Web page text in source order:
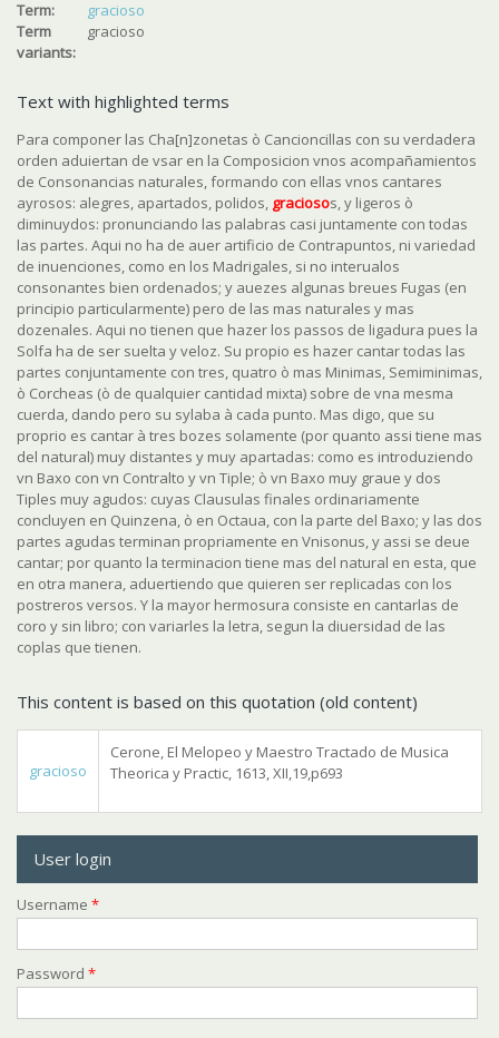
Term:
gracioso
Term
variants:
gracioso
Text with highlighted terms
Para componer las Cha[n]zonetas ò Cancioncillas con su verdadera
orden aduiertan de vsar en la Composicion vnos acompañamientos
de Consonancias naturales, formando con ellas vnos cantares
ayrosos: alegres, apartados, polidos, graciosos, y ligeros ò
diminuydos: pronunciando las palabras casi juntamente con todas
las partes. Aqui no ha de auer artificio de Contrapuntos, ni variedad
de inuenciones, como en los Madrigales, si no interualos
consonantes bien ordenados; y auezes algunas breues Fugas (en
principio particularmente) pero de las mas naturales y mas
dozenales. Aqui no tienen que hazer los passos de ligadura pues la
Solfa ha de ser suelta y veloz. Su propio es hazer cantar todas las
partes conjuntamente con tres, quatro ò mas Minimas, Semiminimas,
ò Corcheas (ò de qualquier cantidad mixta) sobre de vna mesma
cuerda, dando pero su sylaba à cada punto. Mas digo, que su
proprio es cantar à tres bozes solamente (por quanto assi tiene mas
del natural) muy distantes y muy apartadas: como es introduziendo
vn Baxo con vn Contralto y vn Tiple; ò vn Baxo muy graue y dos
Tiples muy agudos: cuyas Clausulas finales ordinariamente
concluyen en Quinzena, ò en Octaua, con la parte del Baxo; y las dos
partes agudas terminan propriamente en Vnisonus, y assi se deue
cantar; por quanto la terminacion tiene mas del natural en esta, que
en otra manera, aduertiendo que quieren ser replicadas con los
postreros versos. Y la mayor hermosura consiste en cantarlas de
coro y sin libro; con variarles la letra, segun la diuersidad de las
coplas que tienen.
This content is based on this quotation (old content)
gracioso
Cerone, El Melopeo y Maestro Tractado de Musica
Theorica y Practic, 1613, XII,19,p693
User login
Username *
Password *